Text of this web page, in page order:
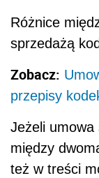
Różnice
sprzedażą
Zobacz:
przepisy
Jeżeli
między
też w treści